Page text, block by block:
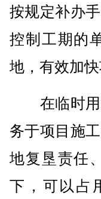
按规定补办
控制工期的
地，有效加快
在临时用
务于项目施
地复垦责任
下，可以占